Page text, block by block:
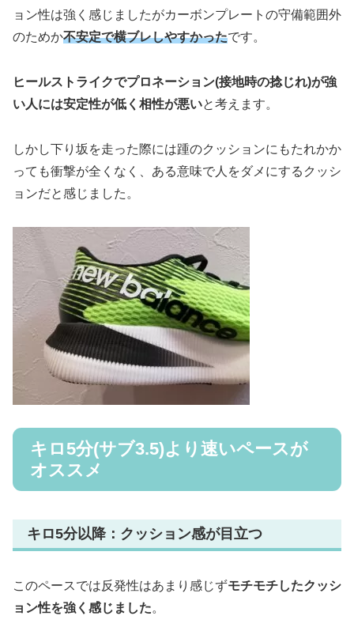
ョン性は強く感じましたがカーボンプレートの守備範囲外
のためか不安定で横ブレしやすかったです。
ヒールストライクでプロネーション(接地時の捻じれ)が強
い人には安定性が低く相性が悪いと考えます。
しかし下り坂を走った際には踵のクッションにもたれかか
っても衝撃が全くなく、ある意味で人をダメにするクッシ
ョンだと感じました。
キロ5分(サブ3.5)より速いペースが
オススメ
キロ5分以降：クッション感が目立つ
このペースでは反発性はあまり感じずモチモチしたクッシ
ョン性を強く感じました。